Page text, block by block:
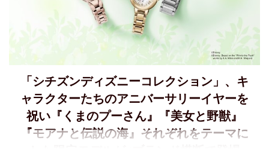
「シチズンディズニーコレクション」、キ
ャラクターたちのアニバーサリーイヤーを
祝い『くまのプーさん』『美⼥と野獣』
『モアナと伝説の海』それぞれをテーマに